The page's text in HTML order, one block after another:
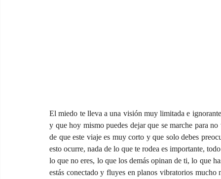
El miedo te lleva a una visión muy limitada e
y que hoy mismo puedes dejar que se marche para
de que este viaje es muy corto y que solo debes
esto ocurre, nada de lo que te rodea es importante,
lo que no eres, lo que los demás opinan de ti, lo que
estás conectado y fluyes en planos vibratorios mucho